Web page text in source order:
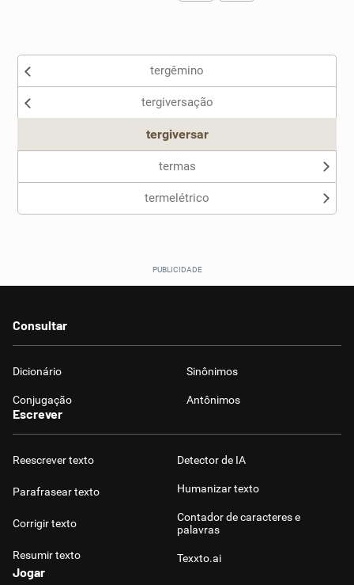
Sinônimos
Nenhum dos sinônimos apresentados me ajudou
tergêmino
tergiversação
tergiversar
termas
termelétrico
Consultar
Dicionário Sinônimos
Conjugação Antônimos
Escrever
Reescrever texto
Parafrasear texto
Corrigir texto
Resumir texto
Detector de IA
Humanizar texto
Contador de caracteres e
palavras
Texxto.ai
Jogar